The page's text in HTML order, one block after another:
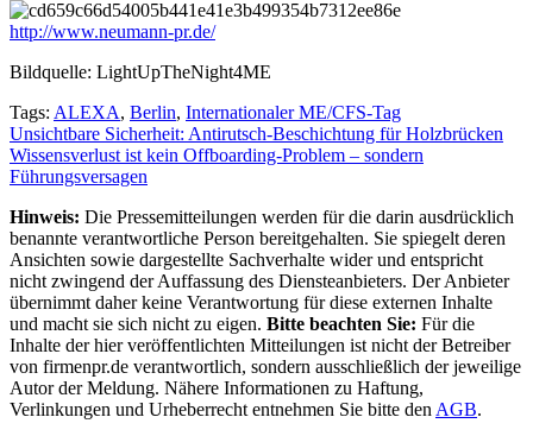
http://www.neumann-pr.de/
Bildquelle: LightUpTheNight4ME
Tags: ALEXA, Berlin, Internationaler ME/CFS-Tag
Beitragsnavigation
Unsichtbare Sicherheit: Antirutsch-Beschichtung für Holzbrücken
Wissensverlust ist kein Offboarding-Problem – sondern
Führungsversagen
Hinweis: Die Pressemitteilungen werden für die darin ausdrücklich
benannte verantwortliche Person bereitgehalten. Sie spiegelt deren
Ansichten sowie dargestellte Sachverhalte wider und entspricht
nicht zwingend der Auffassung des Diensteanbieters. Der Anbieter
übernimmt daher keine Verantwortung für diese externen Inhalte
und macht sie sich nicht zu eigen. Bitte beachten Sie: Für die
Inhalte der hier veröffentlichten Mitteilungen ist nicht der Betreiber
von firmenpr.de verantwortlich, sondern ausschließlich der jeweilige
Autor der Meldung. Nähere Informationen zu Haftung,
Verlinkungen und Urheberrecht entnehmen Sie bitte den AGB.